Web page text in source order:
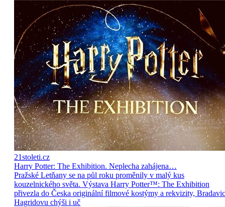
21stoleti.cz
Harry Potter: The Exhibition. Neplecha zahájena…
Pražské Letňany se na půl roku proměnily v malý kus
kouzelnického světa. Výstava Harry Potter™: The Exhibition
přivezla do Česka originální filmové kostýmy a rekvizity,
Hagridovu chýši i uč